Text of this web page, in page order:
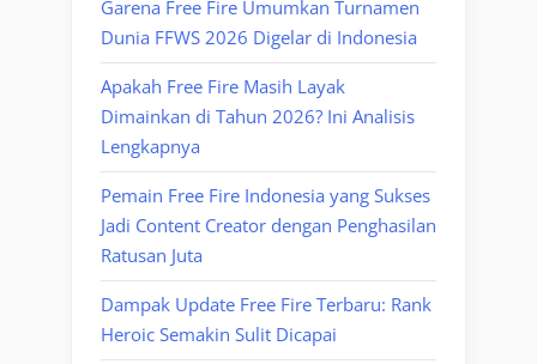
Garena Free Fire Umumkan Turnamen
Dunia FFWS 2026 Digelar di Indonesia
Apakah Free Fire Masih Layak
Dimainkan di Tahun 2026? Ini Analisis
Lengkapnya
Pemain Free Fire Indonesia yang Sukses
Jadi Content Creator dengan Penghasilan
Ratusan Juta
Dampak Update Free Fire Terbaru: Rank
Heroic Semakin Sulit Dicapai